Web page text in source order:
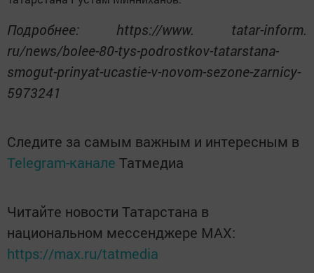
Подробнее: https://www. tatar-inform.
ru/news/bolee-80-tys-podrostkov-tatarstana-
smogut-prinyat-ucastie-v-novom-sezone-zarnicy-
5973241
Следите за самым важным и интересным в
Telegram-канале Татмедиа
Читайте новости Татарстана в
национальном мессенджере MАХ:
https://max.ru/tatmedia